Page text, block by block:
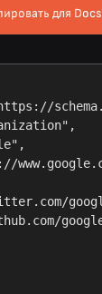
для Docs